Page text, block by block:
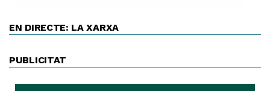
EN DIRECTE: LA XARXA
PUBLICITAT